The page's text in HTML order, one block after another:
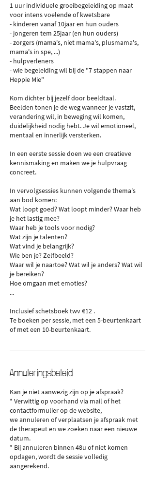
1 uur individuele groeibegeleiding op maat
voor intens voelende of kwetsbare
- kinderen vanaf 10jaar en hun ouders
- jongeren tem 25jaar (en hun ouders)
- zorgers (mama's, niet mama's, plusmama's,
mama's in spe, ...)
- hulpverleners
- wie begeleiding wil bij de "7 stappen naar
Heppie Mie"
Kom dichter bij jezelf door beeldtaal.
Beelden tonen je de weg wanneer je vastzit,
verandering wil, in beweging wil komen,
duidelijkheid nodig hebt. Je wil emotioneel,
mentaal en innerlijk versterken.
In een eerste sessie doen we een creatieve
kennismaking en maken we je hulpvraag
concreet.
In vervolgsessies kunnen volgende thema's
aan bod komen:
Wat loopt goed? Wat loopt minder? Waar heb
je het lastig mee?
Waar heb je tools voor nodig?
Wat zijn je talenten?
Wat vind je belangrijk?
Wie ben je? Zelfbeeld?
Waar wil je naartoe? Wat wil je anders? Wat wil
je bereiken?
Hoe omgaan met emoties?
...
Inclusief schetsboek twv €12 .
Te boeken per sessie, met een 5-beurtenkaart
of met een 10-beurtenkaart.
Annuleringsbeleid
Kan je niet aanwezig zijn op je afspraak?
* Verwittig op voorhand via mail of het
contactformulier op de website,
we annuleren of verplaatsen je afspraak met
de therapeut en we zoeken naar een nieuwe
datum.
* Bij annuleren binnen 48u of niet komen
opdagen, wordt de sessie volledig
aangerekend.